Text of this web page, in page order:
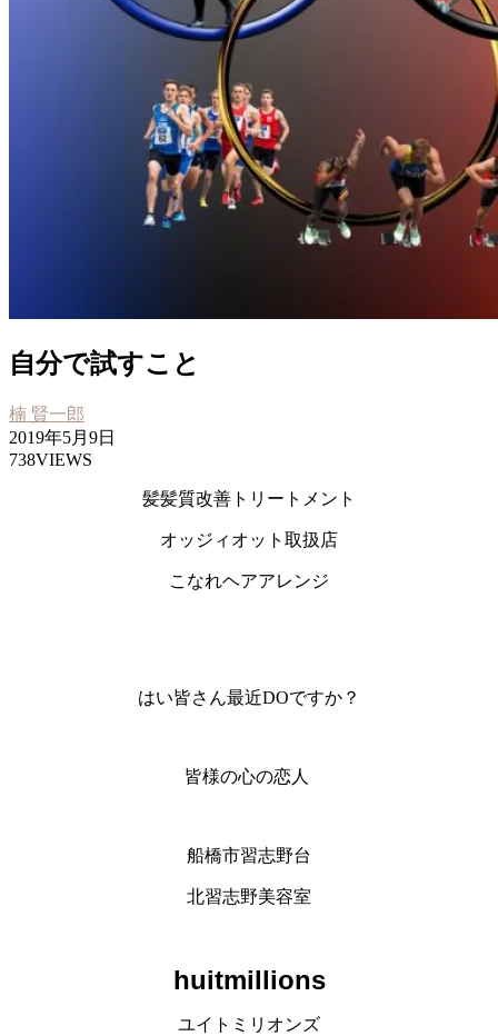
自分で試すこと
楠 賢一郎
2019年5月9日
738VIEWS
髪髪質改善トリートメント
オッジィオット取扱店
こなれヘアアレンジ
はい皆さん最近DOですか？
皆様の心の恋人
船橋市習志野台
北習志野美容室
huitmillions
ユイトミリオンズ